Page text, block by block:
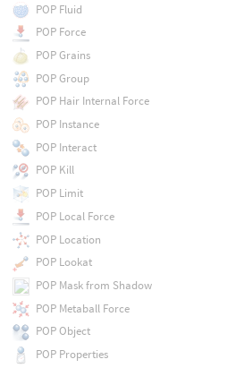
POP Fluid
POP Force
POP Grains
POP Group
POP Hair Internal Force
POP Instance
POP Interact
POP Kill
POP Limit
POP Local Force
POP Location
POP Lookat
POP Mask from Shadow
POP Metaball Force
POP Object
POP Properties